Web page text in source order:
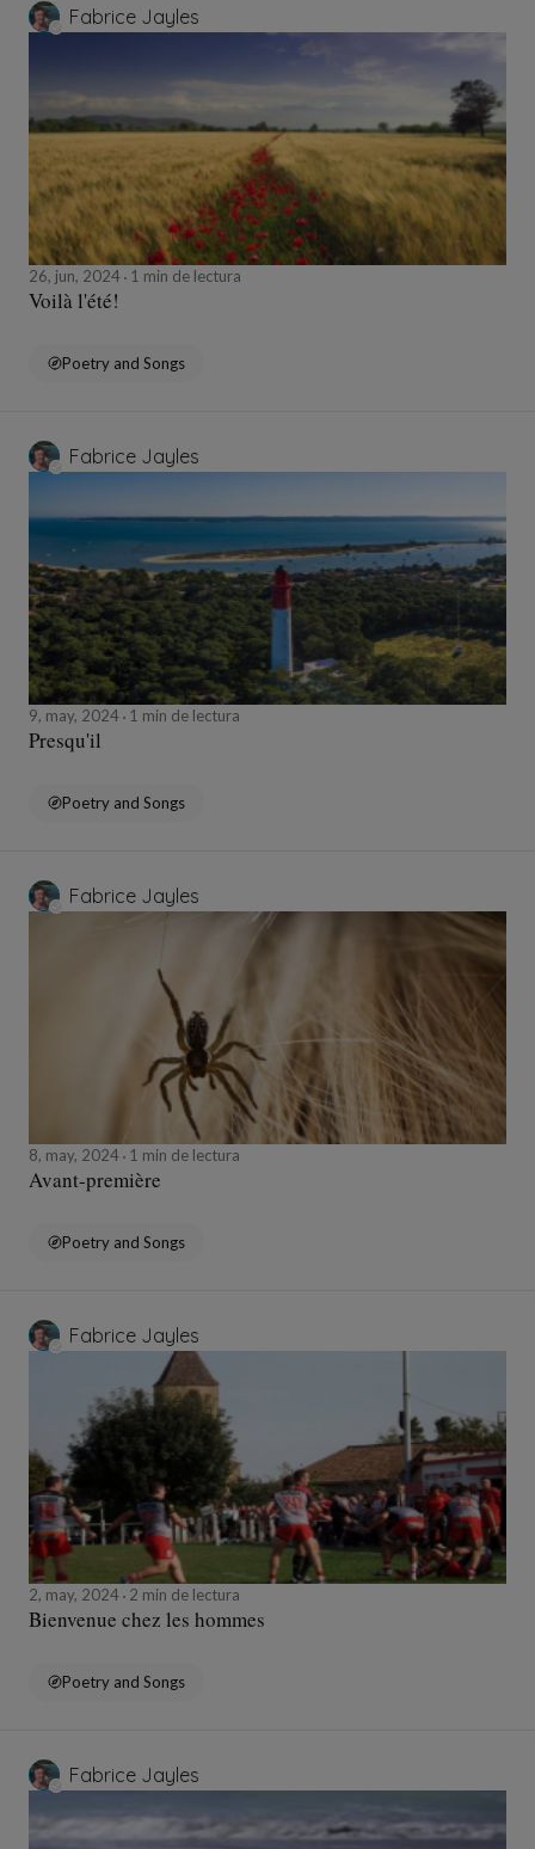
Fabrice Jayles
26, jun, 2024 1 min de lectura
Voilà l'été!
Poetry and Songs
Fabrice Jayles
9, may, 2024 1 min de lectura
Presqu'il
Poetry and Songs
Fabrice Jayles
8, may, 2024 1 min de lectura
Avant-première
Poetry and Songs
Fabrice Jayles
2, may, 2024 2 min de lectura
Bienvenue chez les hommes
Poetry and Songs
Fabrice Jayles